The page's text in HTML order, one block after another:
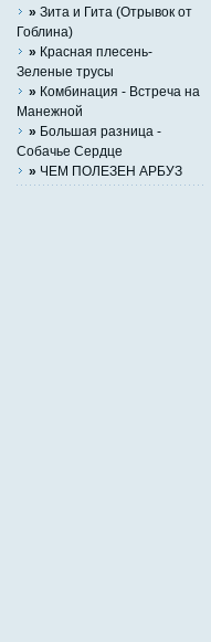
» Зита и Гита (Отрывок от
Гоблина)
» Красная плесень-
Зеленые трусы
» Комбинация - Встреча на
Манежной
» Большая разница -
Собачье Сердце
» ЧЕМ ПОЛЕЗЕН АРБУЗ